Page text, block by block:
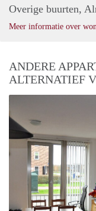
Overige buurten,
Meer informatie over
ANDERE
ALTERNATIEF